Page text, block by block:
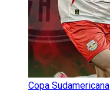
Copa Sudamericana